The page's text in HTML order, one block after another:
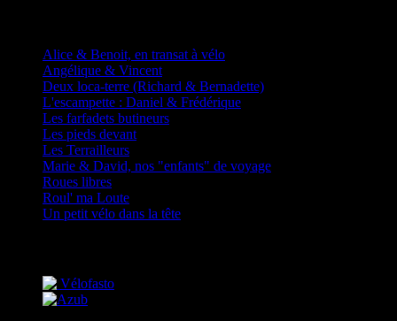
Alice & Benoit, en transat à vélo
Angélique & Vincent
Deux loca-terre (Richard & Bernadette)
L'escampette : Daniel & Frédérique
Les farfadets butineurs
Les pieds devant
Les Terrailleurs
Marie & David, nos "enfants" de voyage
Roues libres
Roul' ma Loute
Un petit vélo dans la tête